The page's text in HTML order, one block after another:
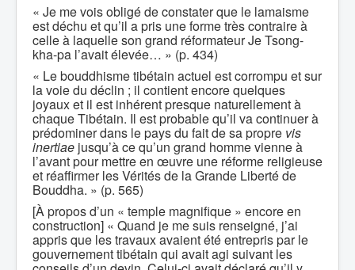
« Je me vois obligé de constater que le lamaisme
est déchu et qu’il a pris une forme très contraire à
celle à laquelle son grand réformateur Je Tsong-
kha-pa l’avait élevée… » (p. 434)
« Le bouddhisme tibétain actuel est corrompu et sur
la voie du déclin ; il contient encore quelques
joyaux et il est inhérent presque naturellement à
chaque Tibétain. Il est probable qu’il va continuer à
prédominer dans le pays du fait de sa propre vis
inertiae jusqu’à ce qu’un grand homme vienne à
l’avant pour mettre en œuvre une réforme religieuse
et réaffirmer les Vérités de la Grande Liberté de
Bouddha. » (p. 565)
[À propos d’un « temple magnifique » encore en
construction] « Quand je me suis renseigné, j’ai
appris que les travaux avaient été entrepris par le
gouvernement tibétain qui avait agi suivant les